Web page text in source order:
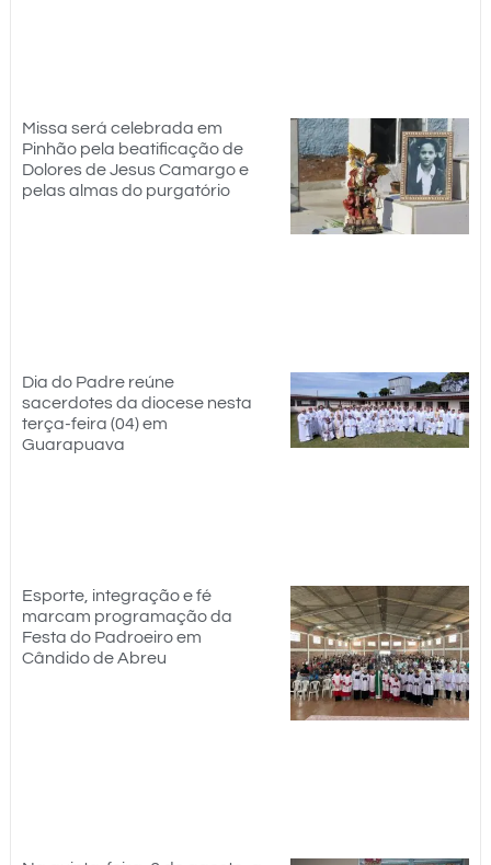
Missa será celebrada em
Pinhão pela beatificação de
Dolores de Jesus Camargo e
pelas almas do purgatório
Dia do Padre reúne
sacerdotes da diocese nesta
terça-feira (04) em
Guarapuava
Esporte, integração e fé
marcam programação da
Festa do Padroeiro em
Cândido de Abreu